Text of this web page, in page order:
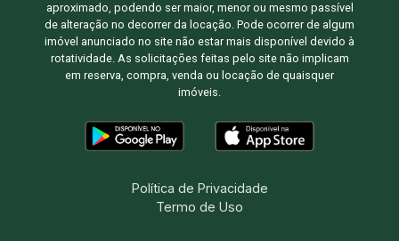
aproximado, podendo ser maior, menor ou mesmo passível
de alteração no decorrer da locação. Pode ocorrer de algum
imóvel anunciado no site não estar mais disponível devido à
rotatividade. As solicitações feitas pelo site não implicam
em reserva, compra, venda ou locação de quaisquer
imóveis.
Política de Privacidade
Termo de Uso